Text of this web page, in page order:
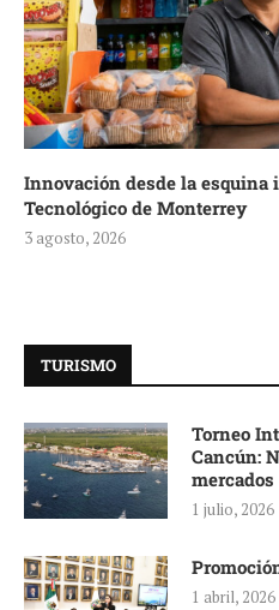
Innovación desde la
Tecnológico de Monterrey
3 agosto, 2026
TURISMO
Torneo
Cancún:
mercados
1 julio, 2026
1 abril, 2026